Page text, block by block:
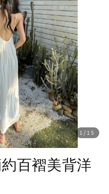
1 /15
百褶美背洋